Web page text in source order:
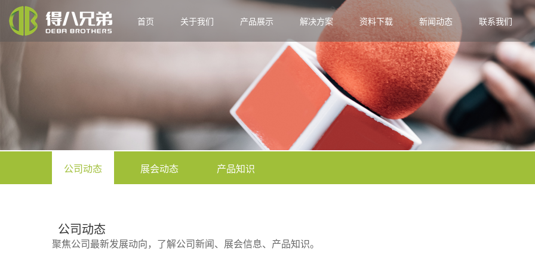
首页 关于我们 产品展示 解决方案 资料下载 新闻动态 联系我们
公司动态 展会动态 产品知识
公司动态
聚焦公司最新发展动向，了解公司新闻、展会信息、产品知识。